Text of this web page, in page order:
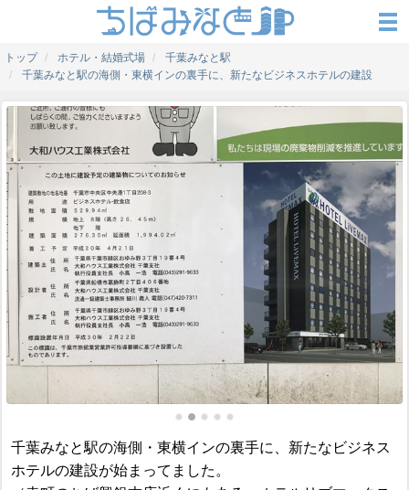
トップ ホテル・結婚式場
千葉みなと駅
千葉みなと駅の海側・東横インの裏手に、新たなビジネスホテルの建設
千葉みなと駅の海側・東横インの裏手に、新たなビジネス
ホテルの建設が始まってました。